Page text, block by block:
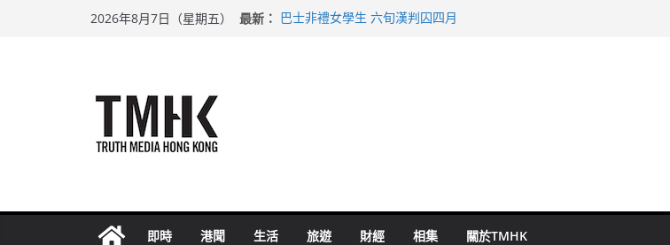
2026年8月7日（星期五） 最新： 巴士非禮女學生 六旬漢判囚四月
即時 港聞 生活 旅遊 財經 相集 關於TMHK